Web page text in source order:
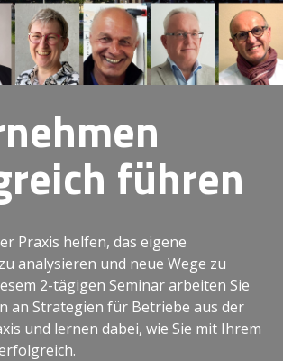
führen
Praxis helfen, das eigene
analysieren und neue Wege zu
2-tägigen Seminar arbeiten Sie
an Strategien für Betriebe aus der
und lernen dabei, wie Sie mit Ihrem